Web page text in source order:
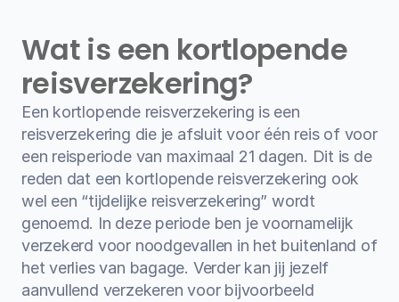
Wat is een kortlopende
reisverzekering?
Een kortlopende reisverzekering is een
reisverzekering die je afsluit voor één reis of voor
een reisperiode van maximaal 21 dagen. Dit is de
reden dat een kortlopende reisverzekering ook
wel een “tijdelijke reisverzekering” wordt
genoemd. In deze periode ben je voornamelijk
verzekerd voor noodgevallen in het buitenland of
het verlies van bagage. Verder kan jij jezelf
aanvullend verzekeren voor bijvoorbeeld